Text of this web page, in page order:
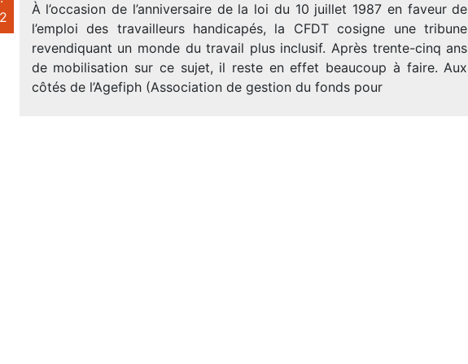
À l’occasion de l’anniversaire de la loi du 10 juillet 1987 en faveur de
l’emploi des travailleurs handicapés, la CFDT cosigne une tribune
revendiquant un monde du travail plus inclusif. Après trente-cinq ans
de mobilisation sur ce sujet, il reste en effet beaucoup à faire. Aux
côtés de l’Agefiph (Association de gestion du fonds pour